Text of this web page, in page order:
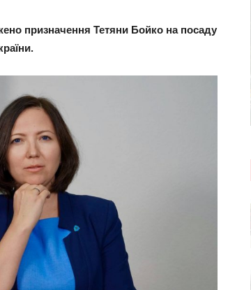
призначення Тетяни Бойко на посаду